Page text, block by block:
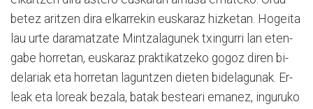
betez aritzen dira elkarrekin euskaraz hizketan. Hogeita
lau urte daramatzate Min­tza­lagunek txingurri lan eten­
gabe horretan, euskaraz praktikatzeko gogoz diren bi­
delariak eta horretan lagun­tzen dieten bidelagunak. Er­
leak eta loreak bezala, batak besteari emanez, inguruko